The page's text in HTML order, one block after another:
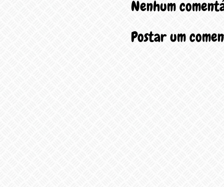
Nenhum
Postar um